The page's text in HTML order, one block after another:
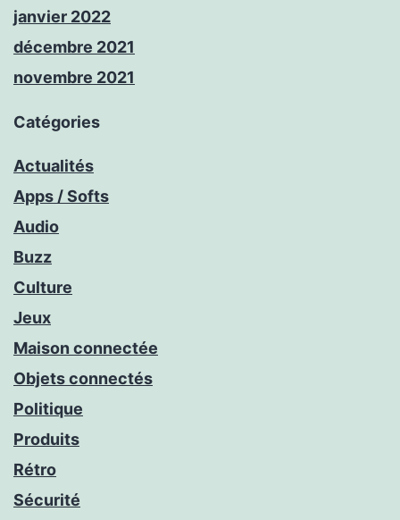
janvier 2022
décembre 2021
novembre 2021
Catégories
Actualités
Apps / Softs
Audio
Buzz
Culture
Jeux
Maison connectée
Objets connectés
Politique
Produits
Rétro
Sécurité